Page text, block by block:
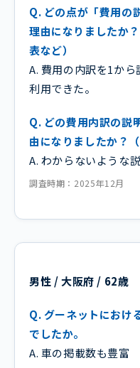
Q. どの点が「費用の
理由になりましたか
表など）
A. 費用の内訳を1か
利用できた。
Q. どの費用内訳の説
由になりましたか？
A. わからないような
調査時期：2025年12月
男性 / 大阪府 / 62歳
Q. グーネットにおけ
でしたか。
A. 車の掲載数も豊富